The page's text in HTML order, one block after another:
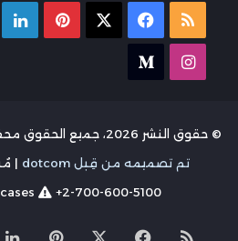
ملخص
الموقع
فيسبوك
انستقرام
© حقوق النشر 2026، جميع الحقوق محفوظة |
تم تصميمه من قِبل dotcom
|
+2-700-600-5100
ملخصفيسبوك